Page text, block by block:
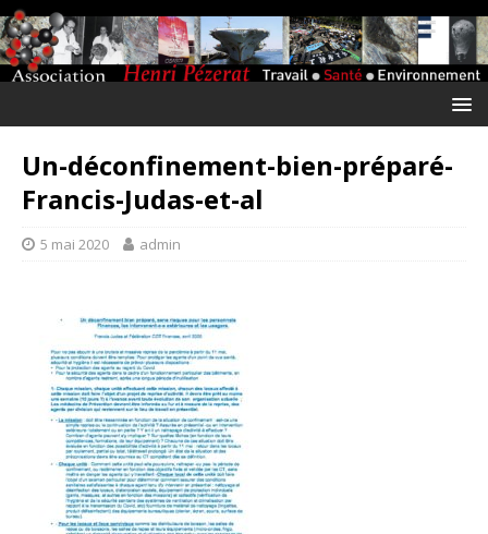
Un-déconfinement-bien-préparé-
Francis-Judas-et-al
5 mai 2020 admin